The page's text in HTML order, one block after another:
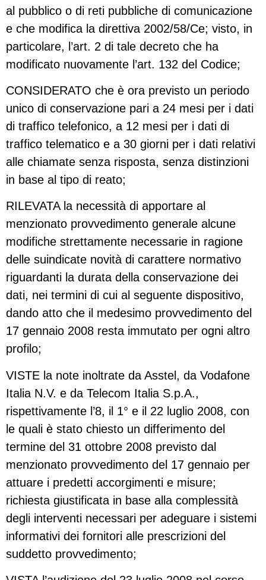
al pubblico o di reti pubbliche di comunicazione
e che modifica la direttiva 2002/58/Ce; visto, in
particolare, l’art. 2 di tale decreto che ha
modificato nuovamente l’art. 132 del Codice;
CONSIDERATO che è ora previsto un periodo
unico di conservazione pari a 24 mesi per i dati
di traffico telefonico, a 12 mesi per i dati di
traffico telematico e a 30 giorni per i dati relativi
alle chiamate senza risposta, senza distinzioni
in base al tipo di reato;
RILEVATA la necessità di apportare al
menzionato provvedimento generale alcune
modifiche strettamente necessarie in ragione
delle suindicate novità di carattere normativo
riguardanti la durata della conservazione dei
dati, nei termini di cui al seguente dispositivo,
dando atto che il medesimo provvedimento del
17 gennaio 2008 resta immutato per ogni altro
profilo;
VISTE la note inoltrate da Asstel, da Vodafone
Italia N.V. e da Telecom Italia S.p.A.,
rispettivamente l’8, il 1° e il 22 luglio 2008, con
le quali è stato chiesto un differimento del
termine del 31 ottobre 2008 previsto dal
menzionato provvedimento del 17 gennaio per
attuare i predetti accorgimenti e misure;
richiesta giustificata in base alla complessità
degli interventi necessari per adeguare i sistemi
informativi dei fornitori alle prescrizioni del
suddetto provvedimento;